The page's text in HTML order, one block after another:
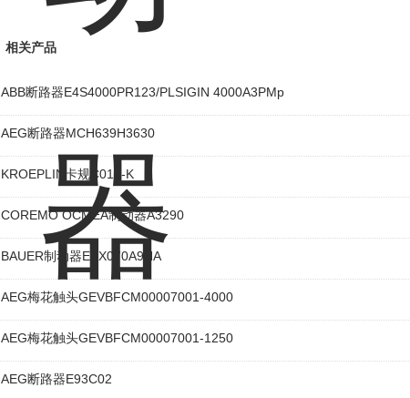
相关产品
ABB断路器E4S4000PR123/PLSIGIN 4000A3PMp
AEG断路器MCH639H3630
KROEPLIN卡规C015-K
COREMO OCMEA制动器A3290
BAUER制动器ESX070A9HA
AEG梅花触头GEVBFCM00007001-4000
AEG梅花触头GEVBFCM00007001-1250
AEG断路器E93C02